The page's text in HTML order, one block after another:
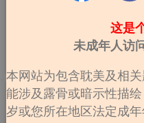
被封锁，无法
登入游戏，却
条件，就是必
道只好开始执行
年假的理由！ 不能
后宫」是一款美
到原来的世界，
开始了他的奇幻
作者： 속공
部长，您辛苦了
《부장님, 노고
这是
未成年人访
本网站为包含耽美及相
能涉及露骨或暗示性描
岁或您所在地区法定成年